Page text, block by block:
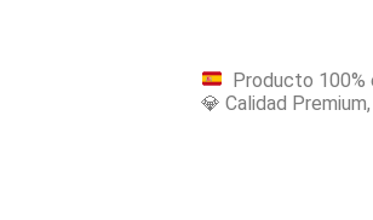
Producto 100%
💎 Calidad